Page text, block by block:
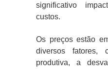
significativo
custos.
Os preços estão
diversos fatores,
produtiva, a